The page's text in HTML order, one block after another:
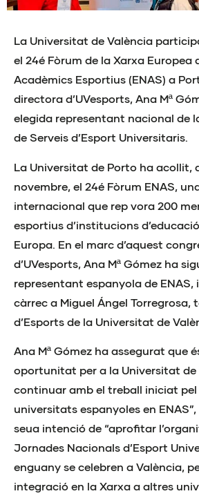
La Universitat de València
el 24é Fòrum de la Xarxa Europea
Acadèmics Esportius (ENAS) a
directora d’UVesports, Ana Mª
elegida representant nacional de
de Serveis d’Esport Universitaris.
La Universitat de Porto ha acollit,
novembre, el 24é Fòrum ENAS,
internacional que rep vora 200
esportius d’institucions
Europa. En el marc d’aquest
d’UVesports, Ana Mª Gómez ha
representant espanyola de ENAS,
càrrec a Miguel Ángel Torregrosa,
d’Esports de la Universitat de
Ana Mª Gómez ha assegurat que
oportunitat per a la Universitat de
continuar amb el treball iniciat pel
universitats espanyoles en
seua intenció de “aprofitar
Jornades Nacionals d’Esport
enguany se celebren a València,
integració en la Xarxa a altres